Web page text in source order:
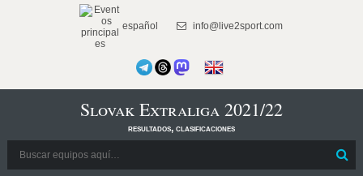
español info@live2sport.com
Slovak Extraliga 2021/22
resultados, clasificaciones